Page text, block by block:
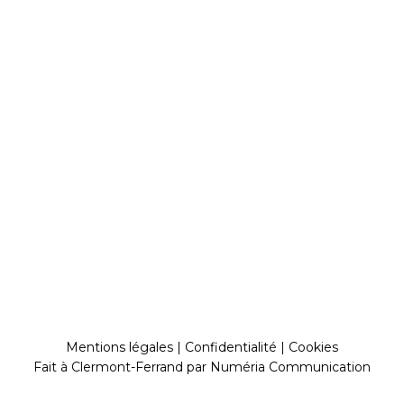
Mentions légales| Confidentialité | Cookies
Fait à Clermont-Ferrand par Numéria Communication